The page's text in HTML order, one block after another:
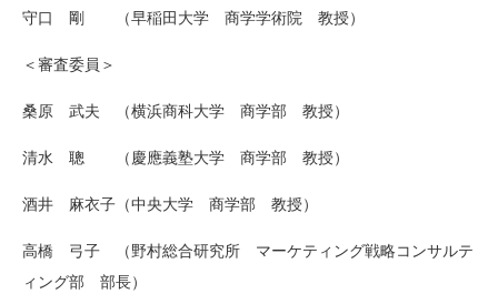
守口 剛 （早稲田大学 商学学術院 教授）
＜審査委員＞
桑原 武夫 （横浜商科大学 商学部 教授）
清水 聰 （慶應義塾大学 商学部 教授）
酒井 麻衣子 （中央大学 商学部 教授）
高橋 弓子 （野村総合研究所
マーケティング戦略コンサルテ
ィング部 部長）